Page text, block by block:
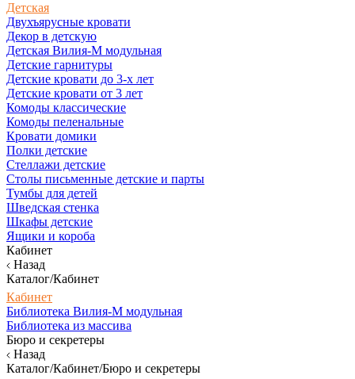
Детская
Двухъярусные кровати
Декор в детскую
Детская Вилия-М модульная
Детские гарнитуры
Детские кровати до 3-х лет
Детские кровати от 3 лет
Комоды классические
Комоды пеленальные
Кровати домики
Полки детские
Стеллажи детские
Столы письменные детские и парты
Тумбы для детей
Шведская стенка
Шкафы детские
Ящики и короба
Кабинет
Назад
Каталог/Кабинет
Кабинет
Библиотека Вилия-М модульная
Библиотека из массива
Бюро и секретеры
Назад
Каталог/Кабинет/Бюро и секретеры